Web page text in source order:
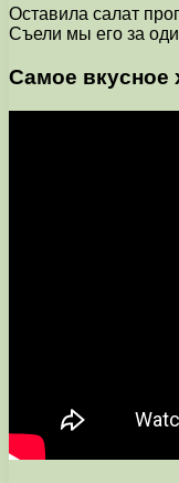
Оставила салат
Съели мы его за
Самое вкусное